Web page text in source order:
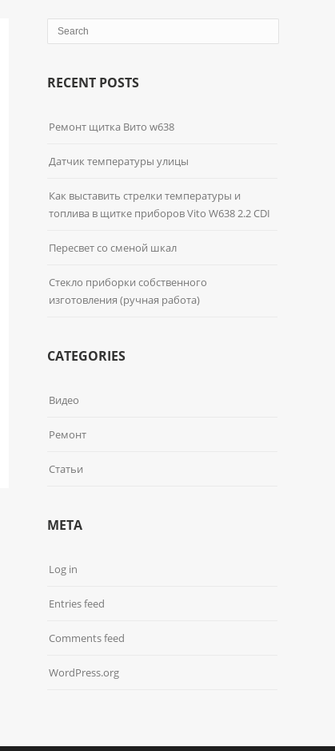
RECENT POSTS
Ремонт щитка Вито w638
Датчик температуры улицы
Как выставить стрелки температуры и
топлива в щитке приборов Vito W638 2.2 CDI
Пересвет со сменой шкал
Стекло приборки собственного
изготовления (ручная работа)
CATEGORIES
Видео
Ремонт
Статьи
META
Log in
Entries feed
Comments feed
WordPress.org